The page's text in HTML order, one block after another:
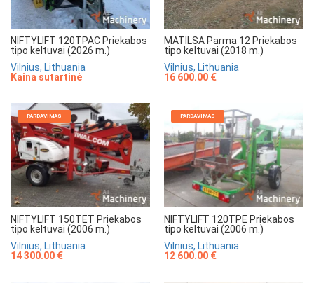
NIFTYLIFT 120TPAC Priekabos
tipo keltuvai (2026 m.)
Vilnius, Lithuania
Kaina sutartinė
MATILSA Parma 12 Priekabos
tipo keltuvai (2018 m.)
Vilnius, Lithuania
16 600.00 €
PARDAVIMAS
NIFTYLIFT 150TET Priekabos
tipo keltuvai (2006 m.)
Vilnius, Lithuania
14 300.00 €
PARDAVIMAS
NIFTYLIFT 120TPE Priekabos
tipo keltuvai (2006 m.)
Vilnius, Lithuania
12 600.00 €